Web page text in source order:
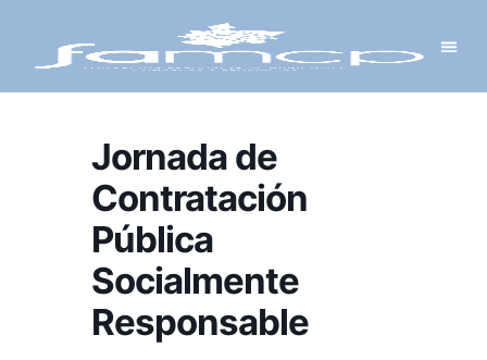
Jornada de
Contratación
Pública
Socialmente
Responsable